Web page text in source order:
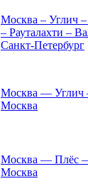
Москва – Углич
– Рауталахти –
Санкт-Петербург
Москва —
Москва
Москва — Плёс
Москва